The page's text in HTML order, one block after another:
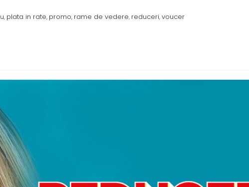
, plata in rate, promo, rame de vedere, reduceri,voucer